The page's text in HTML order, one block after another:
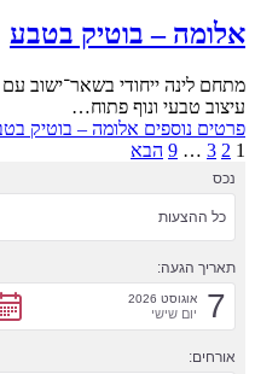
אלומה – בוטיק בטבע
מתחם לינה ייחודי בשאר־ישוב
עיצוב טבעי ונוף פתוח…
פרטים נוספים אלומה – בוטיק
1
2
3
…
9 הבא
נכס
כל ההצעות
תאריך הגעה:
7 אוגוסט 2026
יום שישי
אורחים: